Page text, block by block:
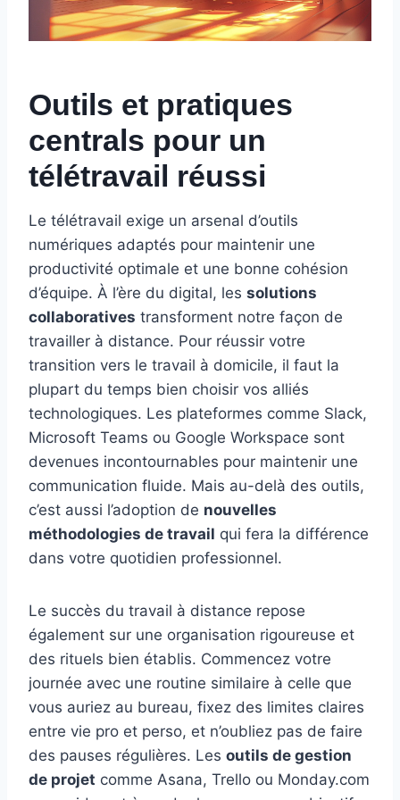
Outils et pratiques
centrals pour un
télétravail réussi
Le télétravail exige un arsenal d’outils
numériques adaptés pour maintenir une
productivité optimale et une bonne cohésion
d’équipe. À l’ère du digital, les solutions
collaboratives transforment notre façon de
travailler à distance. Pour réussir votre
transition vers le travail à domicile, il faut la
plupart du temps bien choisir vos alliés
technologiques. Les plateformes comme Slack,
Microsoft Teams ou Google Workspace sont
devenues incontournables pour maintenir une
communication fluide. Mais au-delà des outils,
c’est aussi l’adoption de nouvelles
méthodologies de travail qui fera la différence
dans votre quotidien professionnel.
Le succès du travail à distance repose
également sur une organisation rigoureuse et
des rituels bien établis. Commencez votre
journée avec une routine similaire à celle que
vous auriez au bureau, fixez des limites claires
entre vie pro et perso, et n’oubliez pas de faire
des pauses régulières. Les outils de gestion
de projet comme Asana, Trello ou Monday.com